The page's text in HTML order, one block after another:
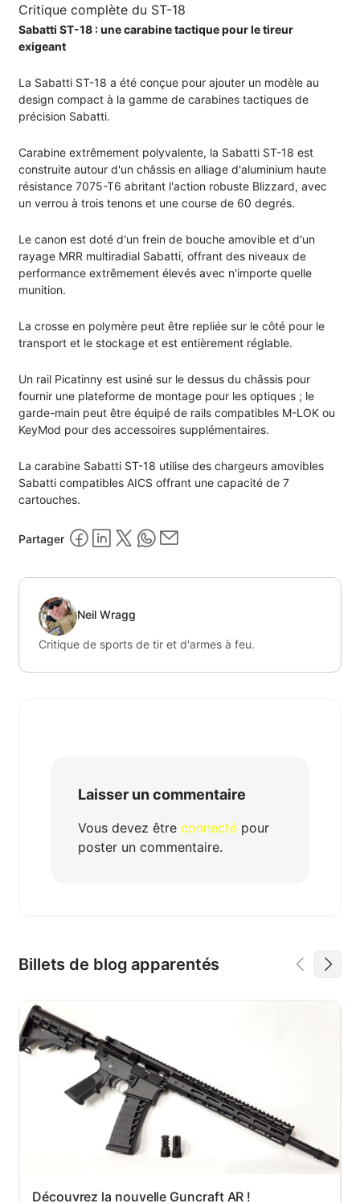
Critique complète du ST-18
Sabatti ST-18 : une carabine tactique pour le tireur
exigeant
La Sabatti ST-18 a été conçue pour ajouter un modèle au
design compact à la gamme de carabines tactiques de
précision Sabatti.
Carabine extrêmement polyvalente, la Sabatti ST-18 est
construite autour d'un châssis en alliage d'aluminium haute
résistance 7075-T6 abritant l'action robuste Blizzard, avec
un verrou à trois tenons et une course de 60 degrés.
Le canon est doté d'un frein de bouche amovible et d'un
rayage MRR multiradial Sabatti, offrant des niveaux de
performance extrêmement élevés avec n'importe quelle
munition.
La crosse en polymère peut être repliée sur le côté pour le
transport et le stockage et est entièrement réglable.
Un rail Picatinny est usiné sur le dessus du châssis pour
fournir une plateforme de montage pour les optiques ; le
garde-main peut être équipé de rails compatibles M-LOK ou
KeyMod pour des accessoires supplémentaires.
La carabine Sabatti ST-18 utilise des chargeurs amovibles
Sabatti compatibles AICS offrant une capacité de 7
cartouches.
Partager
Neil Wragg
Critique de sports de tir et d'armes à feu.
Laisser un commentaire
Vous devez être connecté pour
poster un commentaire.
Billets de blog apparentés
Découvrez la nouvelle Guncraft AR !